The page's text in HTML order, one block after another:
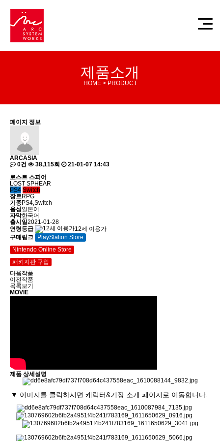
제품소개
HOME > PRODUCT
페이지 정보
ARCASIA
0건
38,115회
21-01-07 14:43
로스트 스피어
LOST SPHEAR
PS4 Switch
장르RPG
기종PS4,Switch
음성일본어
자막한국어
출시일2021-01-28
연령등급
12세 이용가
구매링크
PlayStation Store
Nintendo Online Store
패키지판 구입
다음작품
이전작품
목록보기
MOVIE
제품 상세설명
▼ 이미지를 클릭하시면 캐릭터&기장 소개 페이지로 이동합니다.